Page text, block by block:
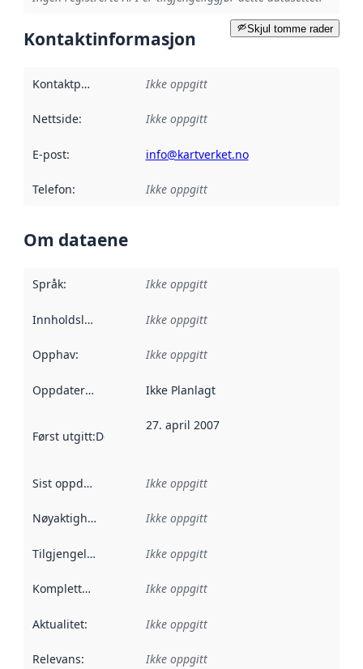
Skjul tomme rader
Kontaktinformasjon
Kontaktpunkt Ikke oppgitt
Nettside: Ikke oppgitt
E-post: info@kartverket.no
Telefon: Ikke oppgitt
Om dataene
Språk: Ikke oppgitt
Innholdsleverandører :
Ikke oppgitt
Opphav: Ikke oppgitt
Oppdateringsfrekvens :
Ikke Planlagt
Først utgitt:Denne datoen sier når dataene i dette
27. april 2007
Sist oppdatert Ikke oppgitt
Nøyaktighet Ikke oppgitt
Tilgjengelighet Ikke oppgitt
Kompletthet Ikke oppgitt
Aktualitet: Ikke oppgitt
Relevans: Ikke oppgitt